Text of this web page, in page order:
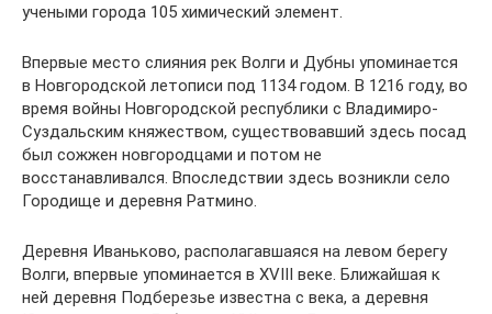
учеными города 105 химический элемент.
Впервые место слияния рек Волги и Дубны упоминается
в Новгородской летописи под 1134 годом. В 1216 году, во
время войны Новгородской республики с Владимиро-
Суздальским княжеством, существовавший здесь посад
был сожжен новгородцами и потом не
восстанавливался. Впоследствии здесь возникли село
Городище и деревня Ратмино.
Деревня Иваньково, располагавшаяся на левом берегу
Волги, впервые упоминается в XVIII веке. Ближайшая к
ней деревня Подберезье известна с века, а деревня